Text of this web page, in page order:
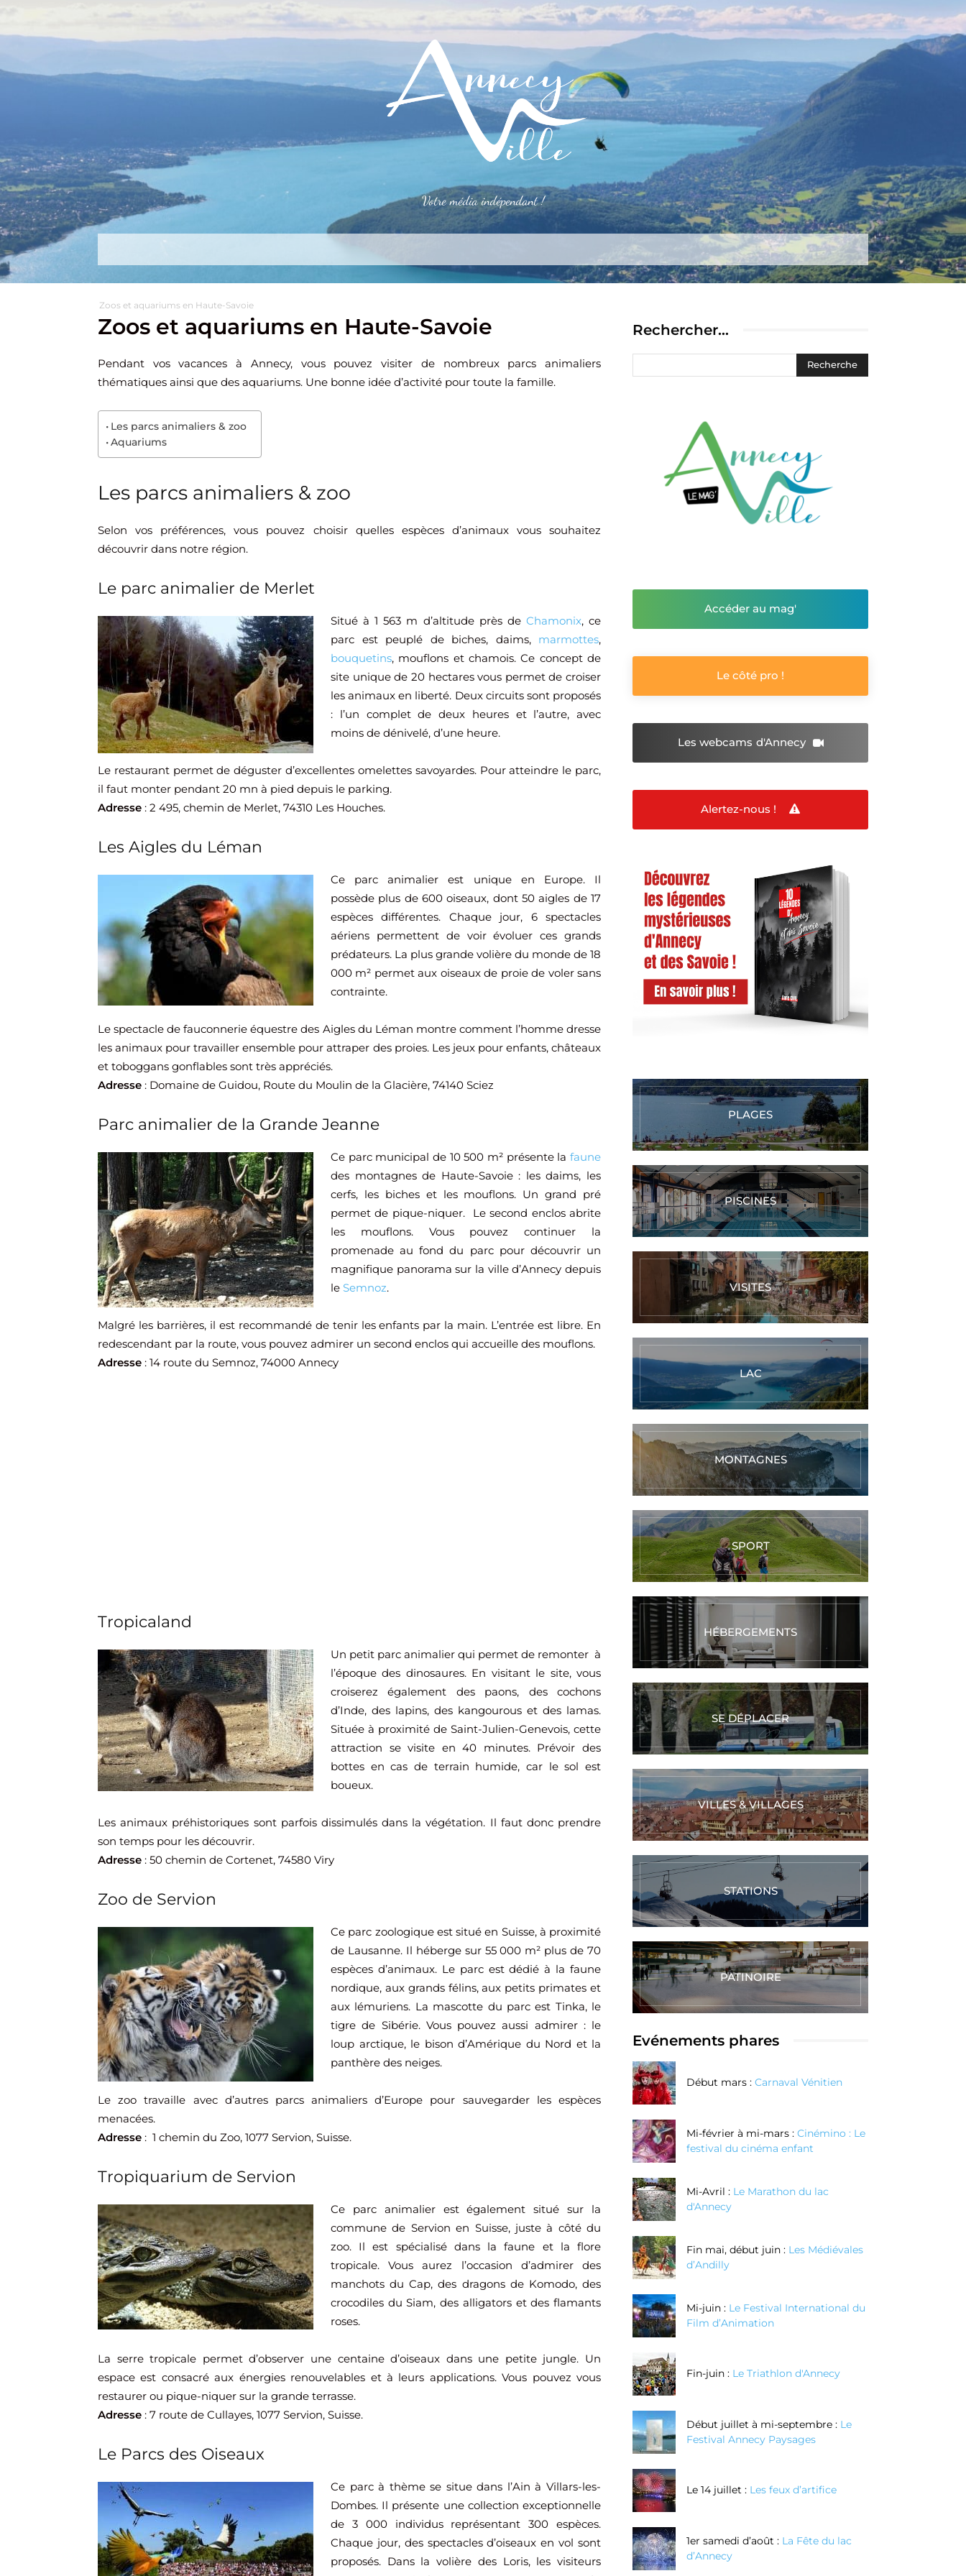
Votre média indépendant !
Alertez-nous Plus
Zoos et aquariums en Haute-Savoie
Zoos et aquariums en Haute-Savoie
Pendant vos vacances à Annecy, vous pouvez visiter de nombreux parcs animaliers
thématiques ainsi que des aquariums. Une bonne idée d’activité pour toute la famille.
Les parcs animaliers & zoo
Aquariums
Les parcs animaliers & zoo
Selon vos préférences, vous pouvez choisir quelles espèces d’animaux vous souhaitez
découvrir dans notre région.
Le parc animalier de Merlet
Situé à 1 563 m d’altitude près de Chamonix, ce
parc est peuplé de biches, daims, marmottes,
bouquetins, mouflons et chamois. Ce concept de
site unique de 20 hectares vous permet de croiser
les animaux en liberté. Deux circuits sont proposés
: l’un complet de deux heures et l’autre, avec
moins de dénivelé, d’une heure.
Le restaurant permet de déguster d’excellentes omelettes savoyardes. Pour atteindre le parc,
il faut monter pendant 20 mn à pied depuis le parking.
Adresse : 2 495, chemin de Merlet, 74310 Les Houches.
Les Aigles du Léman
Ce parc animalier est unique en Europe. Il
possède plus de 600 oiseaux, dont 50 aigles de 17
espèces différentes. Chaque jour, 6 spectacles
aériens permettent de voir évoluer ces grands
prédateurs. La plus grande volière du monde de 18
000 m² permet aux oiseaux de proie de voler sans
contrainte.
Le spectacle de fauconnerie équestre des Aigles du Léman montre comment l’homme dresse
les animaux pour travailler ensemble pour attraper des proies. Les jeux pour enfants, châteaux
et toboggans gonflables sont très appréciés.
Adresse : Domaine de Guidou, Route du Moulin de la Glacière, 74140 Sciez
Parc animalier de la Grande Jeanne
Ce parc municipal de 10 500 m² présente la faune
des montagnes de Haute-Savoie : les daims, les
cerfs, les biches et les mouflons. Un grand pré
permet de pique-niquer. Le second enclos abrite
les mouflons. Vous pouvez continuer la
promenade au fond du parc pour découvrir un
magnifique panorama sur la ville d’Annecy depuis
le Semnoz.
Malgré les barrières, il est recommandé de tenir les enfants par la main. L’entrée est libre. En
redescendant par la route, vous pouvez admirer un second enclos qui accueille des mouflons.
Adresse : 14 route du Semnoz, 74000 Annecy
Tropicaland
Un petit parc animalier qui permet de remonter à
l’époque des dinosaures. En visitant le site, vous
croiserez également des paons, des cochons
d’Inde, des lapins, des kangourous et des lamas.
Située à proximité de Saint-Julien-Genevois, cette
attraction se visite en 40 minutes. Prévoir des
bottes en cas de terrain humide, car le sol est
boueux.
Les animaux préhistoriques sont parfois dissimulés dans la végétation. Il faut donc prendre
son temps pour les découvrir.
Adresse : 50 chemin de Cortenet, 74580 Viry
Zoo de Servion
Ce parc zoologique est situé en Suisse, à proximité
de Lausanne. Il héberge sur 55 000 m² plus de 70
espèces d’animaux. Le parc est dédié à la faune
nordique, aux grands félins, aux petits primates et
aux lémuriens. La mascotte du parc est Tinka, le
tigre de Sibérie. Vous pouvez aussi admirer : le
loup arctique, le bison d’Amérique du Nord et la
panthère des neiges.
Le zoo travaille avec d’autres parcs animaliers d’Europe pour sauvegarder les espèces
menacées.
Adresse : 1 chemin du Zoo, 1077 Servion, Suisse.
Tropiquarium de Servion
Ce parc animalier est également situé sur la
commune de Servion en Suisse, juste à côté du
zoo. Il est spécialisé dans la faune et la flore
tropicale. Vous aurez l’occasion d’admirer des
manchots du Cap, des dragons de Komodo, des
crocodiles du Siam, des alligators et des flamants
roses.
La serre tropicale permet d’observer une centaine d’oiseaux dans une petite jungle. Un
espace est consacré aux énergies renouvelables et à leurs applications. Vous pouvez vous
restaurer ou pique-niquer sur la grande terrasse.
Adresse : 7 route de Cullayes, 1077 Servion, Suisse.
Le Parcs des Oiseaux
Ce parc à thème se situe dans l’Ain à Villars-les-
Dombes. Il présente une collection exceptionnelle
de 3 000 individus représentant 300 espèces.
Chaque jour, des spectacles d’oiseaux en vol sont
proposés. Dans la volière des Loris, les visiteurs
Rechercher…
Accéder au mag'
Le côté pro !
Les webcams d'Annecy
Alertez-nous !
PLAGES
PISCINES
VISITES
LAC
MONTAGNES
SPORT
HÉBERGEMENTS
SE DÉPLACER
VILLES & VILLAGES
STATIONS
PATINOIRE
Evénements phares
Début mars : Carnaval Vénitien
Mi-février à mi-mars : Cinémino : Le
festival du cinéma enfant
Mi-Avril : Le Marathon du lac
d'Annecy
Fin mai, début juin : Les Médiévales
d’Andilly
Mi-juin : Le Festival International du
Film d’Animation
Fin-juin : Le Triathlon d'Annecy
Début juillet à mi-septembre : Le
Festival Annecy Paysages
Le 14 juillet : Les feux d’artifice
1er samedi d’août : La Fête du lac
d’Annecy